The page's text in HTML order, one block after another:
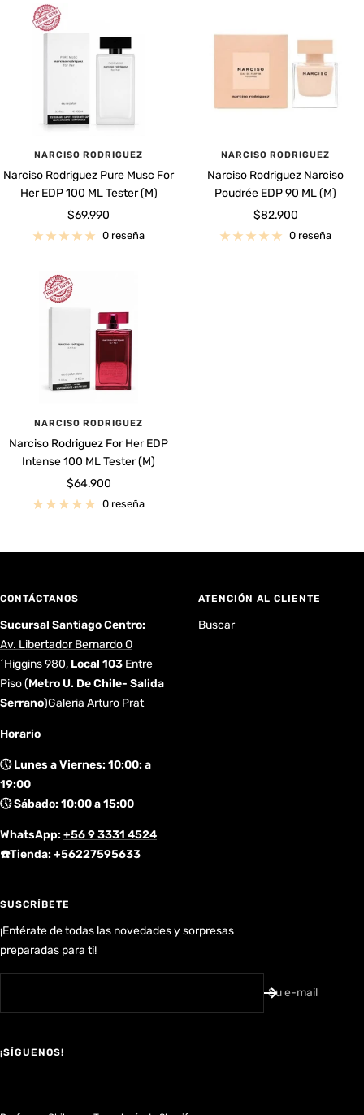
NARCISO RODRIGUEZ
Narciso Rodriguez Pure Musc For
Her EDP 100 ML Tester (M)
Precio
de
$69.990
0 reseña
NARCISO RODRIGUEZ
Narciso Rodriguez Narciso
Poudrée EDP 90 ML (M)
Precio
de
$82.900
0 reseña
NARCISO RODRIGUEZ
Narciso Rodriguez For Her EDP
Intense 100 ML Tester (M)
Precio
de
$64.900
0 reseña
CONTÁCTANOS
Sucursal Santiago Centro:
Av. Libertador Bernardo O
´Higgins 980, Local 103 Entre
Piso(Metro U. De Chile- Salida
Serrano)Galeria Arturo Prat
Horario
🕔 Lunes a Viernes: 10:00: a
19:00
🕔 Sábado: 10:00 a 15:00
WhatsApp:+56 9 3331 4524
☎️Tienda: +56227595633
ATENCIÓN AL CLIENTE
Buscar
SUSCRÍBETE
¡Entérate de todas las novedades y sorpresas
preparadas para ti!
Su e-mail
¡SÍGUENOS!